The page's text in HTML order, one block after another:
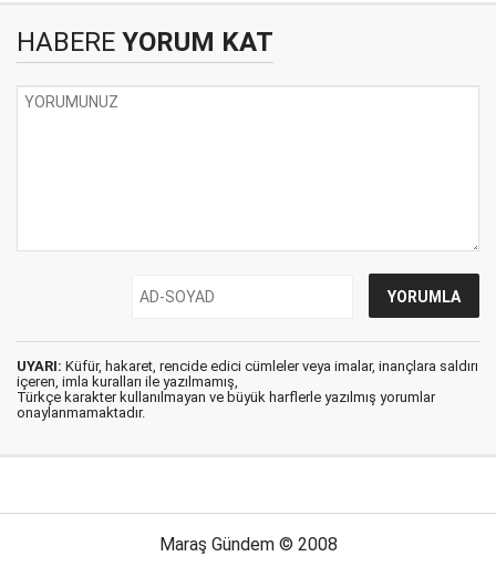
HABERE YORUM KAT
UYARI: Küfür, hakaret, rencide edici cümleler veya imalar, inançlara saldırı
içeren, imla kuralları ile yazılmamış,
Türkçe karakter kullanılmayan ve büyük harflerle yazılmış yorumlar
onaylanmamaktadır.
Maraş Gündem © 2008